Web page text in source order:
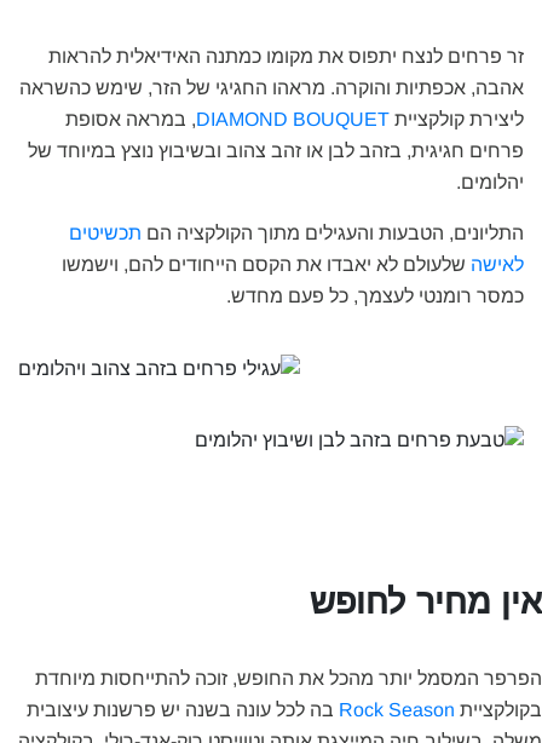
זר פרחים לנצח יתפוס את מקומו כמתנה האידיאלית להראות
אהבה, אכפתיות והוקרה. מראהו החגיגי של הזר, שימש כהשראה
ליצירת קולקצייתDIAMOND BOUQUET, במראה אסופת
פרחים חגיגית, בזהב לבן או זהב צהוב ובשיבוץ נוצץ במיוחד של
יהלומים.
התליונים, הטבעות והעגילים מתוך הקולקציה הםתכשיטים
לאישהשלעולם לא יאבדו את הקסם הייחודים להם, וישמשו
כמסר רומנטי לעצמך, כל פעם מחדש.
מחיר לחופש
המסמל יותר מהכל את החופש, זוכה להתייחסות מיוחדת
Rock Seasonבה לכל עונה בשנה יש פרשנות עיצובית